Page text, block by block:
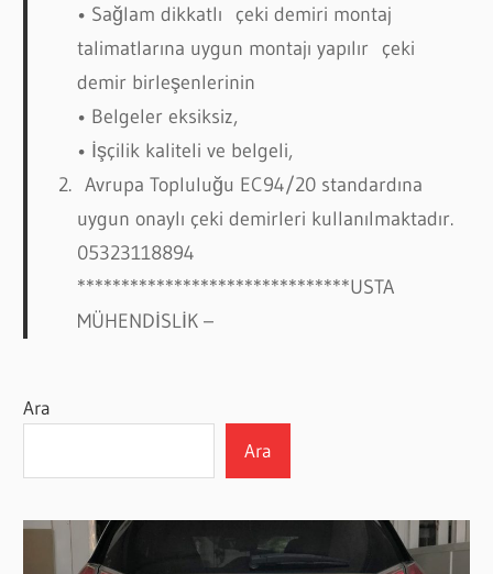
• Sağlam dikkatlı çeki demiri montaj
talimatlarına uygun montajı yapılır çeki
demir birleşenlerinin
• Belgeler eksiksiz,
• İşçilik kaliteli ve belgeli,
Avrupa Topluluğu EC94/20 standardına
uygun onaylı çeki demirleri kullanılmaktadır.
05323118894
*******************************USTA
MÜHENDİSLİK –
Ara
Ara